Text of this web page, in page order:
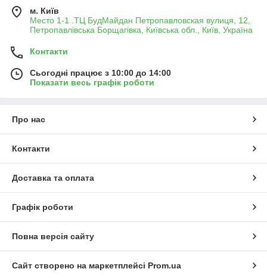
м. Київ
Место 1-1 .ТЦ БудМайдан Петропавловская вулиця, 12,
Петропавлівська Борщагівка, Київська обл., Київ, Україна
Контакти
Сьогодні працює з 10:00 до 14:00
Показати весь графік роботи
Про нас
Контакти
Доставка та оплата
Графік роботи
Повна версія сайту
Сайт створено на маркетплейсі Prom.ua